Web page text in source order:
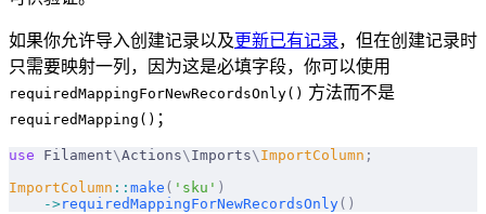
如果你允许导入创建记录以及更新已有记录，但在创建记录时
只需要映射一列，因为这是必填字段，你可以使用
requiredMappingForNewRecordsOnly() 方法而不是
requiredMapping() ；
use Filament\Actions\ Imports\ ImportColumn ;
ImportColumn :: make ( 'sku' )
    ->
requiredMappingForNewRecordsOnly()